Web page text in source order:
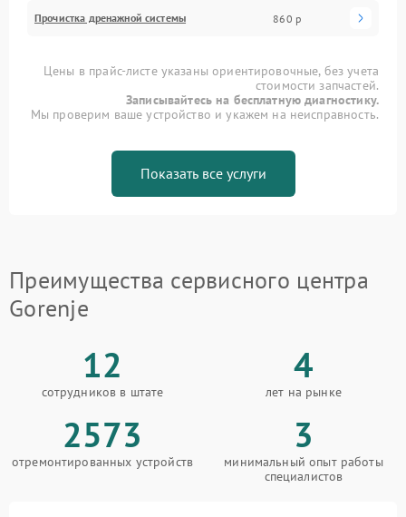
Прочистка дренажной системы 860 р
Цены в прайс-листе указаны ориентировочные, без учета
стоимости запчастей.
Записывайтесь на бесплатную диагностику.
Мы проверим ваше устройство и укажем на неисправность.
Показать все услуги
Преимущества сервисного центра
Gorenje
12
сотрудников в штате
4
лет на рынке
2573
отремонтированных устройств
3
минимальный опыт работы
специалистов